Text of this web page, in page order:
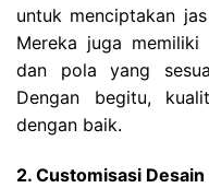
untuk menciptakan
Mereka juga memiliki
dan pola yang
Dengan begitu,
dengan baik.
2. Customisasi Desain